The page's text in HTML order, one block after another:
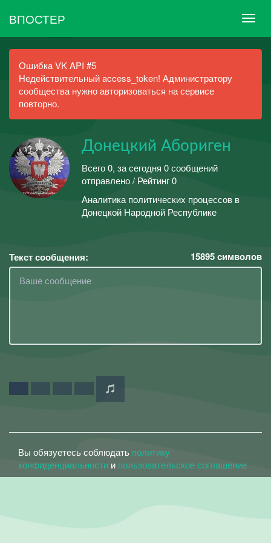
ВПОСТЕР
Ошибка VK API #5
Недействительный access_token! Администратору
сообщества нужно авторизоваться на сервисе
повторно.
Донецкий Абориген
Всего 0, за сегодня 0 сообщений
отправлено / Рейтинг 0
Аналитика политических процессов в
Донецкой Народной Республике
Текст сообщения: 15895символов
Вы обязуетесь соблюдать политику
конфиденциальности и пользовательское соглашение